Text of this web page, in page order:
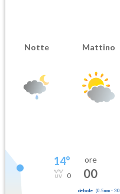
Notte Mattino
14°
0
ore
00
debole (0.5mm- 30